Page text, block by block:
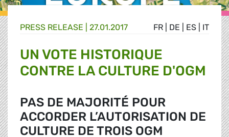
FR DE ES IT
PRESS RELEASE | 27.01.2017
UN VOTE HISTORIQUE
CONTRE LA CULTURE D'OGM
PAS DE MAJORITÉ POUR
ACCORDER L’AUTORISATION DE
CULTURE DE TROIS OGM